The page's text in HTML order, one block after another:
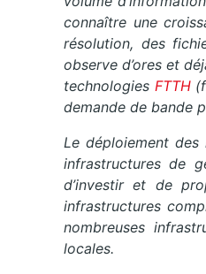
connaître une
résolution, des
observe d’ores et
technologies FTTH
demande de bande
Le déploiement
infrastructures de
d’investir et de
infrastructures
nombreuses
locales.